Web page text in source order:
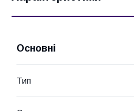
Основні
Тип